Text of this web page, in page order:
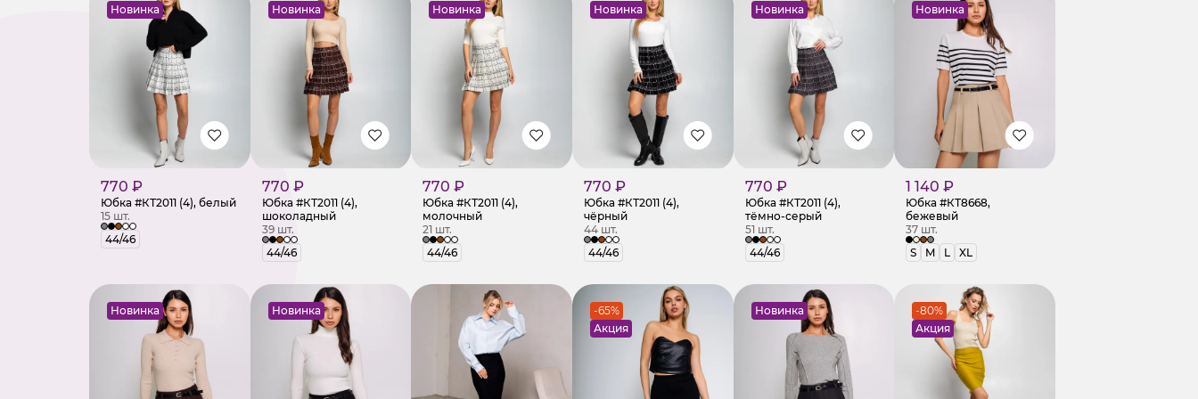
Новинка
770 ₽
Юбка #КТ2011 (4), белый
15 шт.
44/46
Новинка
770 ₽
Юбка #КТ2011 (4),
шоколадный
39 шт.
44/46
Новинка
770 ₽
Юбка #КТ2011 (4),
молочный
21 шт.
44/46
Новинка
770 ₽
Юбка #КТ2011 (4),
чёрный
44 шт.
44/46
Новинка
770 ₽
Юбка #КТ2011 (4),
тёмно-серый
51 шт.
44/46
Новинка
1 140 ₽
Юбка #КТ8668,
бежевый
37 шт.
S
M L XL
Новинка Новинка
-65%
Акция
Новинка
-80%
Акция